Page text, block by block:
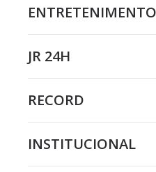
ENTRETENIMENTO
JR 24H
RECORD
INSTITUCIONAL